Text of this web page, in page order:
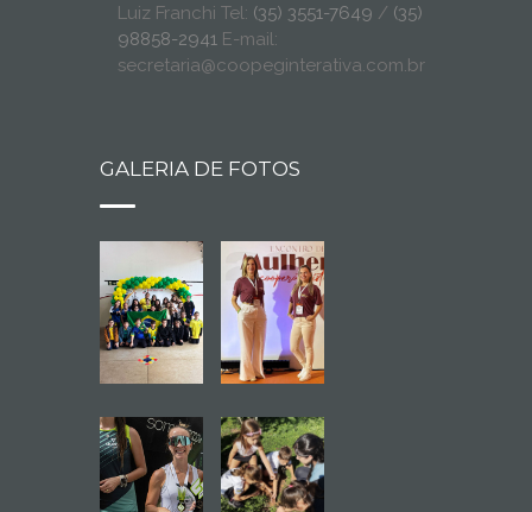
Luiz Franchi Tel: (35) 3551-7649 / (35)
98858-2941 E-mail:
secretaria@coopeginterativa.com.br
GALERIA DE FOTOS